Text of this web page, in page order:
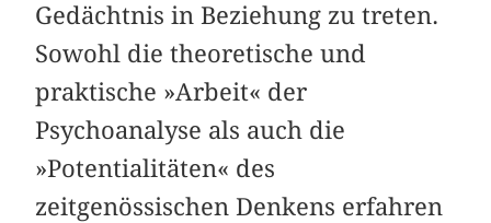
Gedächtnis in Beziehung zu treten.
Sowohl die theoretische und
praktische »Arbeit« der
Psychoanalyse als auch die
»Potentialitäten« des
zeitgenössischen Denkens erfahren